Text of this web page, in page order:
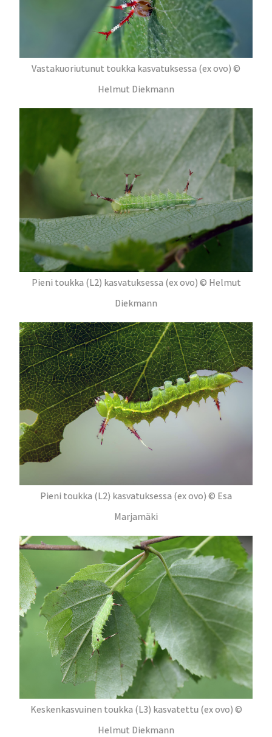
Vastakuoriutunut toukka kasvatuksessa (ex ovo) ©
Helmut Diekmann
Pieni toukka (L2) kasvatuksessa (ex ovo) © Helmut
Diekmann
Pieni toukka (L2) kasvatuksessa (ex ovo) © Esa
Marjamäki
Keskenkasvuinen toukka (L3) kasvatettu (ex ovo) ©
Helmut Diekmann